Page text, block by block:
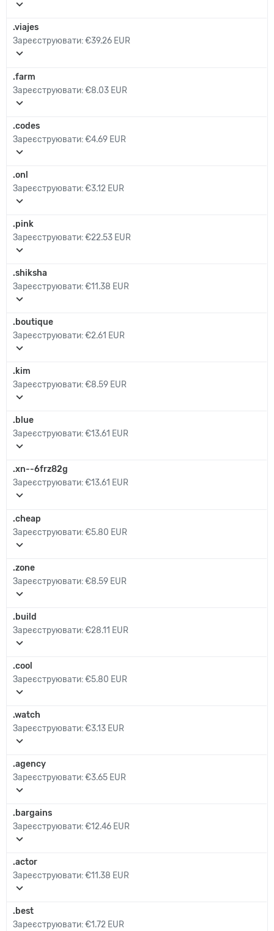
expand_more
.viajes
Зареєструювати:€39.26 EUR
expand_more
.farm
Зареєструювати:€8.03 EUR
expand_more
.codes
Зареєструювати:€4.69 EUR
expand_more
.onl
Зареєструювати:€3.12 EUR
expand_more
.pink
Зареєструювати:€22.53 EUR
expand_more
.shiksha
Зареєструювати:€11.38 EUR
expand_more
.boutique
Зареєструювати:€2.61 EUR
expand_more
.kim
Зареєструювати:€8.59 EUR
expand_more
.blue
Зареєструювати:€13.61 EUR
expand_more
.xn--6frz82g
Зареєструювати:€13.61 EUR
expand_more
.cheap
Зареєструювати:€5.80 EUR
expand_more
.zone
Зареєструювати:€8.59 EUR
expand_more
.build
Зареєструювати:€28.11 EUR
expand_more
.cool
Зареєструювати:€5.80 EUR
expand_more
.watch
Зареєструювати:€3.13 EUR
expand_more
.agency
Зареєструювати:€3.65 EUR
expand_more
.bargains
Зареєструювати:€12.46 EUR
expand_more
.actor
Зареєструювати:€11.38 EUR
expand_more
.best
Зареєструювати:€1.72 EUR